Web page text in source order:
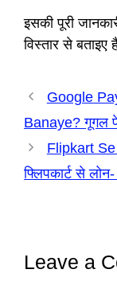
इसकी पूरी
विस्तार से बताइए
Google
Banaye? गूगल
Flipkart
फ्लिपकार्ट से
Leave a